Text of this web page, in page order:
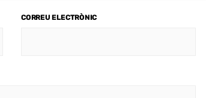
CORREU ELECTRÒNIC